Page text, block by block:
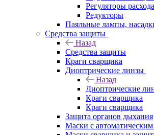
Регуляторы
Редукторы
Паяльные лампы,
Средства защиты
Назад
Средства защиты
Краги сварщика
Диоптрические линзы
Назад
Диоптрические
Краги сварщика
Краги сварщика
Защита органов дыхания
Маски с